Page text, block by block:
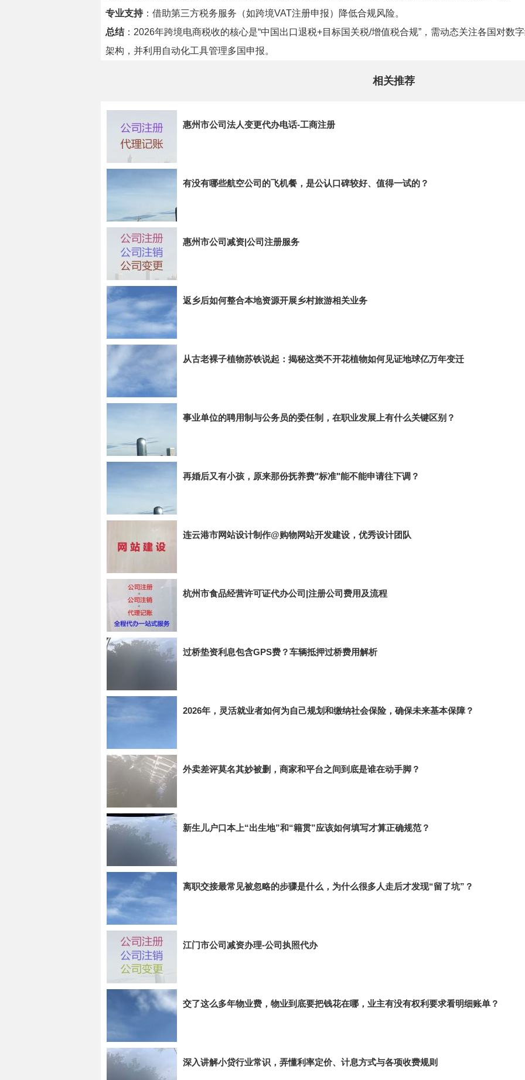
专业支持：借助第三方税务服务（如跨境VAT注册申报）降低合规风险。
总结：2026年跨境电商税收的核心是“中国出口退税+目标国关税/增值税合规”，需动态关注各国对数
架构，并利用自动化工具管理多国申报。
相关推荐
惠州市公司法人变更代办电话-工商注册
有没有哪些航空公司的飞机餐，是公认口碑较好、值得一试的？
惠州市公司减资|公司注册服务
返乡后如何整合本地资源开展乡村旅游相关业务
从古老裸子植物苏铁说起：揭秘这类不开花植物如何见证地球亿万年变迁
事业单位的聘用制与公务员的委任制，在职业发展上有什么关键区别？
再婚后又有小孩，原来那份抚养费"标准"能不能申请往下调？
连云港市网站设计制作@购物网站开发建设，优秀设计团队
杭州市食品经营许可证代办公司|注册公司费用及流程
过桥垫资利息包含GPS费？车辆抵押过桥费用解析
2026年，灵活就业者如何为自己规划和缴纳社会保险，确保未来基本保障？
外卖差评莫名其妙被删，商家和平台之间到底是谁在动手脚？
新生儿户口本上“出生地”和“籍贯”应该如何填写才算正确规范？
离职交接最常见被忽略的步骤是什么，为什么很多人走后才发现“留了坑”？
江门市公司减资办理-公司执照代办
交了这么多年物业费，物业到底要把钱花在哪，业主有没有权利要求看明细账单？
深入讲解小贷行业常识，弄懂利率定价、计息方式与各项收费规则